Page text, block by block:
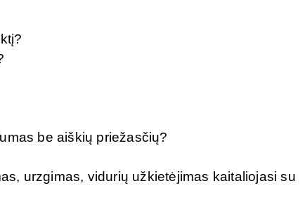
be aiškių priežasčių?
urzgimas, vidurių užkietėjimas kaitaliojasi su